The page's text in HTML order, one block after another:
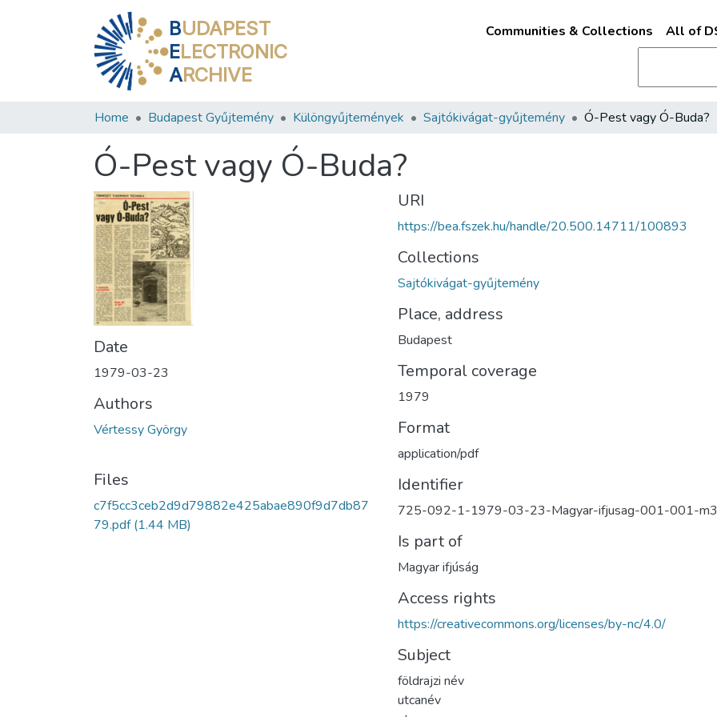
BUDAPEST
ELECTRONIC
ARCHIVE
Communities & Collections All of
Home Budapest Gyűjtemény Különgyűjtemények Sajtókivágat-gyűjtemény Ó-Pest vagy Ó-Buda?
Ó-Pest vagy Ó-Buda?
Date
1979-03-23
Authors
Vértessy György
Files
c7f5cc3ceb2d9d79882e425abae890f9d7db87
79.pdf(1.44 MB)
URI
https://bea.fszek.hu/handle/20.500.14711/100893
Collections
Sajtókivágat-gyűjtemény
Place, address
Budapest
Temporal coverage
1979
Format
application/pdf
Identifier
725-092-1-1979-03-23-Magyar-ifjusag-001-001-
Is part of
Magyar ifjúság
Access rights
https://creativecommons.org/licenses/by-nc/4.0/
Subject
földrajzi név
utcanév